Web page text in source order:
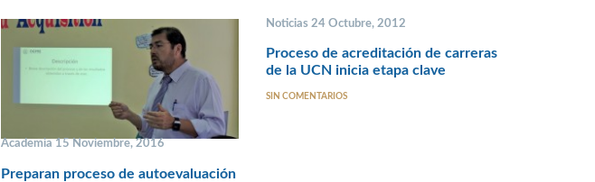
Academia 15 Noviembre, 2016
Preparan proceso de autoevaluación
Noticias 24 Octubre, 2012
Proceso de acreditación de carreras
de la UCN inicia etapa clave
SIN COMENTARIOS